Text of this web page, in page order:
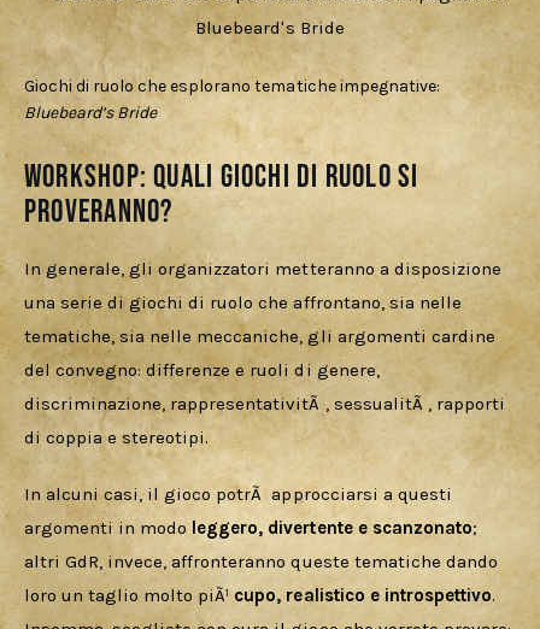
Giochi di ruolo che esplorano tematiche impegnative:
Bluebeard’s Bride
Workshop: quali giochi di ruolo si
proveranno?
In generale, gli organizzatori metteranno a disposizione
una serie di giochi di ruolo che affrontano, sia nelle
tematiche, sia nelle meccaniche, gli argomenti cardine
del convegno: differenze e ruoli di genere,
discriminazione, rappresentativitÃ , sessualitÃ , rapporti
di coppia e stereotipi.
In alcuni casi, il gioco potrÃ  approcciarsi a questi
argomenti in modo leggero, divertente e scanzonato;
altri GdR, invece, affronteranno queste tematiche dando
loro un taglio molto piÃ¹ cupo, realistico e introspettivo.